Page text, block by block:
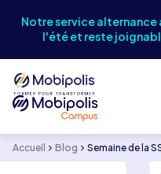
Notre service alternance
l'été et reste
Accueil Blog Semaine de la